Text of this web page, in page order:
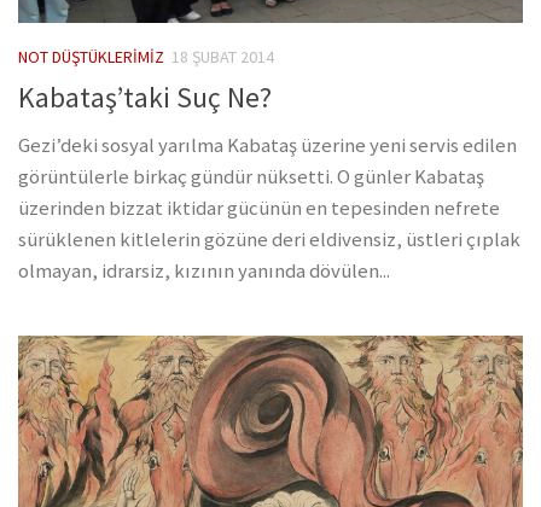
NOT DÜŞTÜKLERIMIZ 18 ŞUBAT 2014
Kabataş’taki Suç Ne?
Gezi’deki sosyal yarılma Kabataş üzerine yeni servis edilen
görüntülerle birkaç gündür nüksetti. O günler Kabataş
üzerinden bizzat iktidar gücünün en tepesinden nefrete
sürüklenen kitlelerin gözüne deri eldivensiz, üstleri çıplak
olmayan, idrarsiz, kızının yanında dövülen...